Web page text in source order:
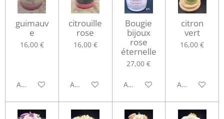
guimauv
e
16,00 €
Ajouter au panier
citrouille
rose
16,00 €
Ajouter au panier
Bougie
bijoux
rose
éternelle
27,00 €
Ajouter au panier
citron
vert
16,00 €
Ajouter au